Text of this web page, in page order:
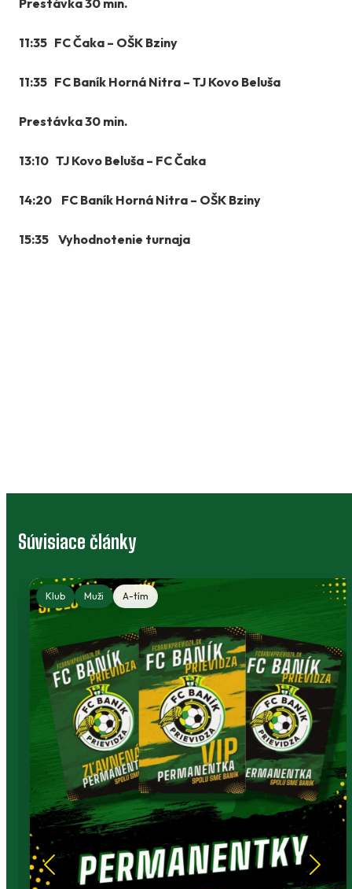
11:35 FC Čaka – OŠK Bziny
11:35 FC Baník Horná Nitra – TJ Kovo Beluša
Prestávka 30 min.
13:10 TJ Kovo Beluša – FC Čaka
14:20 FC Baník Horná Nitra – OŠK Bziny
15:35 Vyhodnotenie turnaja
Súvisiace články
Klub Muži A-tím